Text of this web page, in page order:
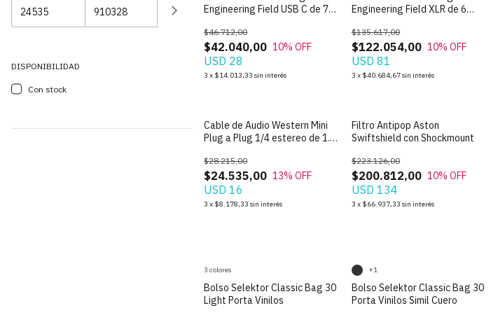
DISPONIBILIDAD
Con stock
Engineering Field USB C de 75
$42.040,00
$46.712,00
10% OFF
USD 28
3 x $14.013,33 sin interés
Engineering Field XLR de 6
$122.054,00
$135.617,00
10% OFF
USD 81
3 x $40.684,67sin interés
Cable de Audio Western Mini
Plug a Plug 1/4 estereo de 1.5
$24.535,00
$28.215,00
13% OFF
USD 16
3 x $8.178,33 sin interés
Filtro Antipop Aston
Swiftshield con Shockmount
$200.812,00
$223.126,00
10% OFF
USD 134
3 x $66.937,33 sin interés
SIN STOCK
Bolso Selektor Classic Bag 30
Light Porta Vinilos
3 colores SIN STOCK
Bolso Selektor Classic Bag 30
Porta Vinilos Simil Cuero
+1